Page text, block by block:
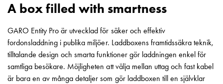
A box filled with smartness
GARO Entity Pro är utvecklad för säker och effektiv
fordonsladdning i publika miljöer. Laddboxens framtidssäkra teknik,
tilltalande design och smarta funktioner gör laddningen enkel för
samtliga besökare. Möjligheten att välja mellan uttag och fast kabel
är bara en av många detaljer som gör laddboxen till en självklar